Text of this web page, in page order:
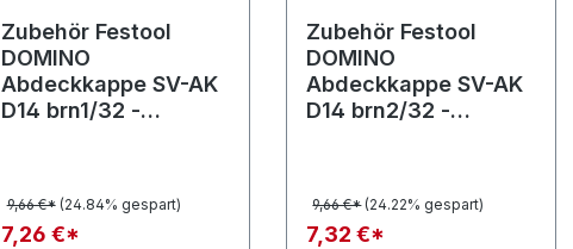
Zubehör Festool
DOMINO
Abdeckkappe SV-AK
D14 brn1/32 -
9,66 €* (24.84% gespart)
7,26 €*
Zubehör Festool
DOMINO
Abdeckkappe SV-AK
D14 brn2/32 -
9,66 €* (24.22% gespart)
7,32 €*